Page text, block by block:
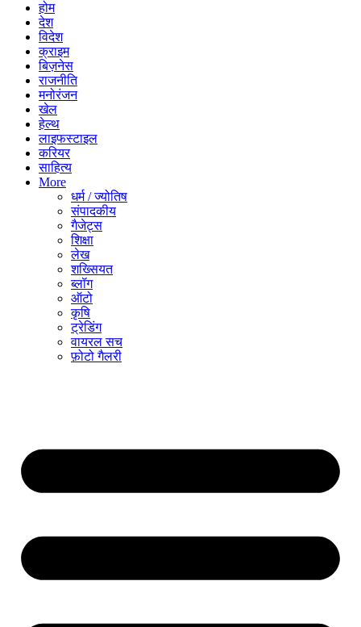
होम
देश
विदेश
क्राइम
बिज़नेस
राजनीति
मनोरंजन
खेल
हेल्थ
लाइफस्टाइल
करियर
साहित्य
More
धर्म / ज्योतिष
संपादकीय
गैजेट्स
शिक्षा
लेख
शख्सियत
ब्लॉग
ऑटो
कृषि
ट्रेडिंग
वायरल सच
फ़ोटो गैलरी